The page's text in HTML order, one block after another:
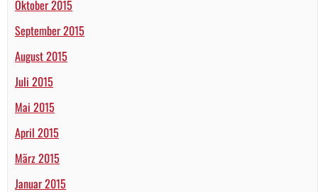
Oktober 2015
September 2015
August 2015
Juli 2015
Mai 2015
April 2015
März 2015
Januar 2015